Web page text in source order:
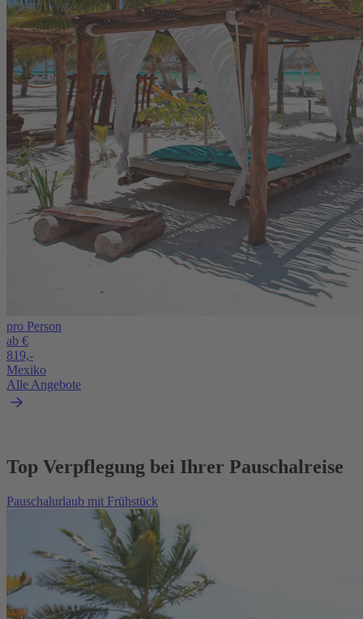
pro Person
ab €
819,-
Mexiko
Alle Angebote
Top Verpflegung bei Ihrer Pauschalreise
Pauschalurlaub mit Frühstück